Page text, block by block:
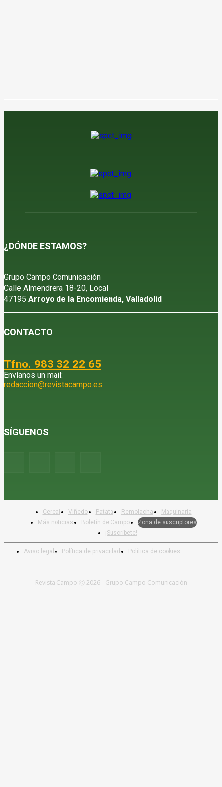
¿DÓNDE ESTAMOS?
Grupo Campo Comunicación
Calle Almendrera 18-20, Local
47195 Arroyo de la Encomienda, Valladolid
CONTACTO
Tfno. 983 32 22 65
Envíanos un mail:
redaccion@revistacampo.es
SÍGUENOS
Aviso legal Política de privacidad Política de cookies
Cereal Viñedo Patata Remolacha
Maquinaria
Más noticias
Boletín de Campo
Zona de suscriptores
¡Suscríbete!
Revista Campo Ⓒ 2026 - Grupo Campo Comunicación